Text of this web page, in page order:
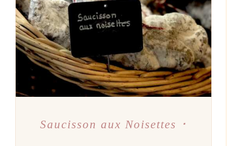
DÉTAILS
Saucisson aux Noisettes ･